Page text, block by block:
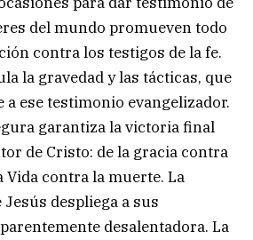
del mundo promueven todo
contra los testigos de la fe.
la gravedad y las tácticas, que
a ese testimonio evangelizador.
garantiza la victoria final
de Cristo: de la gracia contra
Vida contra la muerte. La
despliega a sus
desalentadora. La